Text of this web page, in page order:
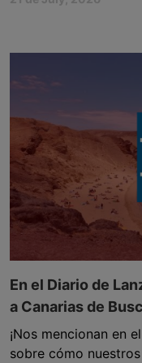
En el Diario de
a Canarias de
¡Nos mencionan en
sobre cómo